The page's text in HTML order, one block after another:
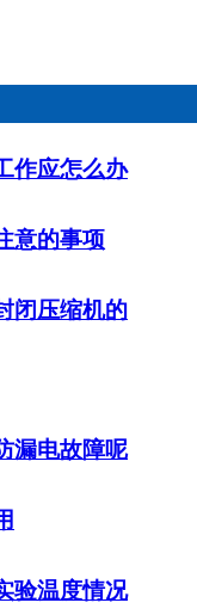
作应怎么办
意的事项
闭压缩机的
漏电故障呢
验温度情况